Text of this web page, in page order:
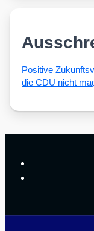
Posi­ti­ve
die CDU nicht